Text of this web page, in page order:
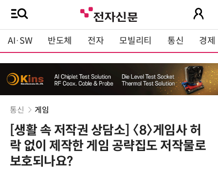
AI·SW 반도체 전자 모빌리티 통신 경제
통신 게임
[생활 속 저작권 상담소] 〈8〉게임사 허
락 없이 제작한 게임 공략집도 저작물로
보호되나요?